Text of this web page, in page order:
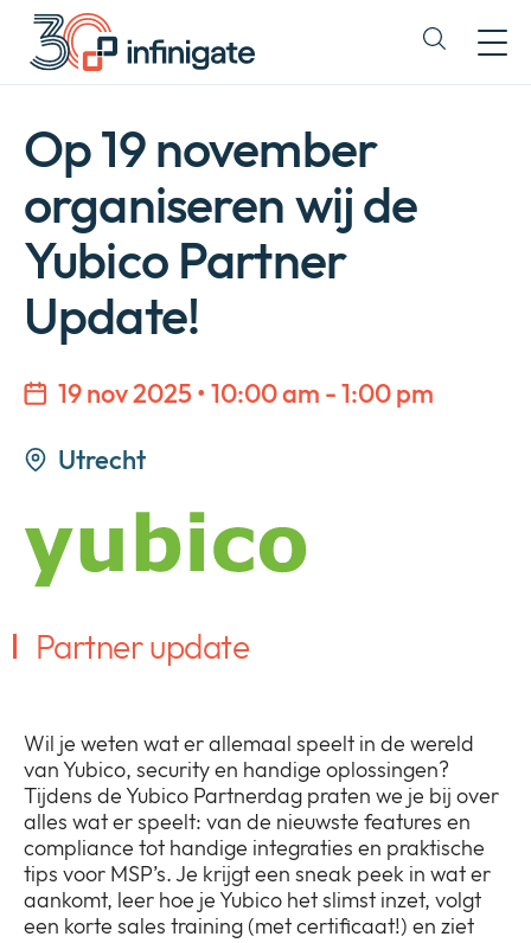
Direct
doorgaan
naar
content
Expand
Bedrijf
sub
menu
sub
menu
Op 19 november
organiseren wij de
Yubico Partner
Update!
19 nov 2025 • 10:00 am - 1:00 pm
Utrecht
Partner update
Wil je weten wat er allemaal speelt in de wereld
van Yubico, security en handige oplossingen?
Tijdens de Yubico Partnerdag praten we je bij over
alles wat er speelt: van de nieuwste features en
compliance tot handige integraties en praktische
tips voor MSP’s. Je krijgt een sneak peek in wat er
aankomt, leer hoe je Yubico het slimst inzet, volgt
een korte sales training (met certificaat!) en ziet